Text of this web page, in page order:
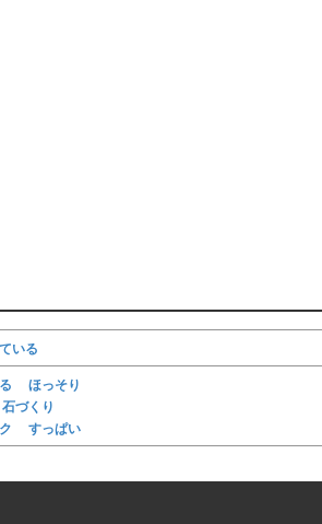
いる
ほっそり
石づくり
すっぱい